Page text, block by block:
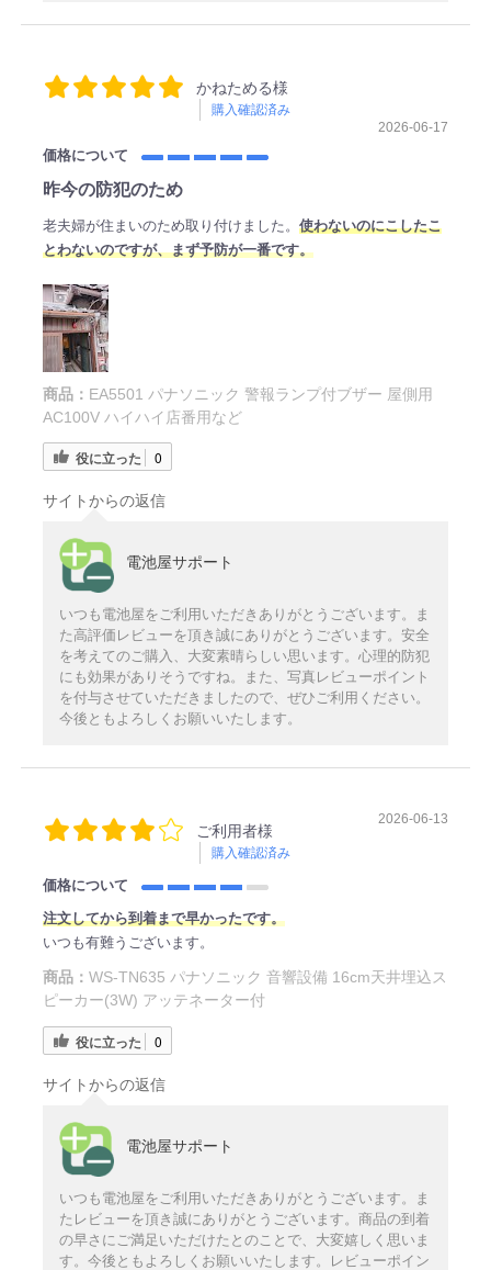
かねためる様
購入確認済み
2026-06-17
価格について
昨今の防犯のため
老夫婦が住まいのため取り付けました。 使わないのにこしたこ
とわないのですが、まず予防が一番です。
商品： EA5501 パナソニック 警報ランプ付ブザー 屋側用
AC100V ハイハイ店番用など
役に立った 0
サイトからの返信
電池屋サポート
いつも電池屋をご利用いただきありがとうございます。ま
た高評価レビューを頂き誠にありがとうございます。安全
を考えてのご購入、大変素晴らしい思います。心理的防犯
にも効果がありそうですね。また、写真レビューポイント
を付与させていただきましたので、ぜひご利用ください。
今後ともよろしくお願いいたします。
ご利用者様
購入確認済み
2026-06-13
価格について
注文してから到着まで早かったです。
いつも有難うございます。
商品： WS-TN635 パナソニック 音響設備 16cm天井埋込ス
ピーカー(3W) アッテネーター付
役に立った 0
サイトからの返信
電池屋サポート
いつも電池屋をご利用いただきありがとうございます。ま
たレビューを頂き誠にありがとうございます。商品の到着
の早さにご満足いただけたとのことで、大変嬉しく思いま
す。今後ともよろしくお願いいたします。レビューポイン